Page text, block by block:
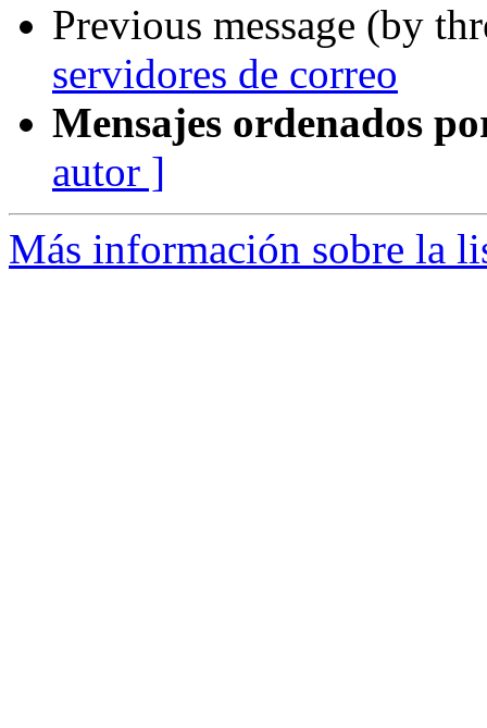
Previous message (by
servidores de correo
Mensajes ordenados
autor ]
Más información sobre la